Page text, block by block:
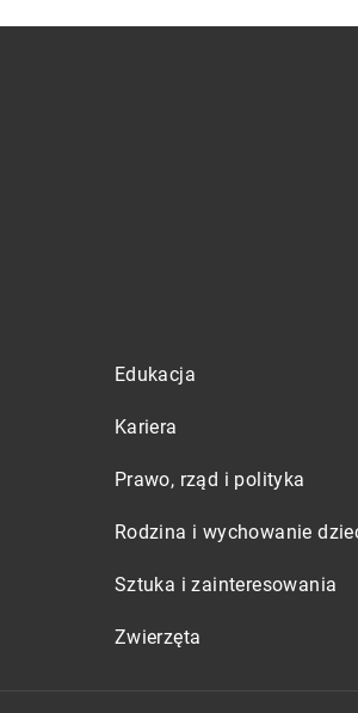
Edukacja
Kariera
Prawo, rząd i polityka
Rodzina i wychowanie
Sztuka i zainteresowania
Zwierzęta